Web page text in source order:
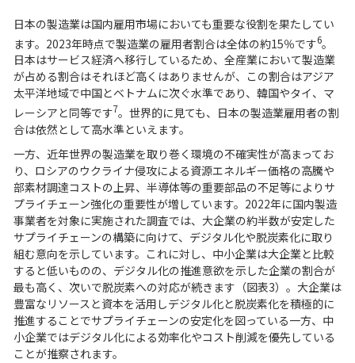
日本の製造業は国内雇用市場においても重要な役割を果たしてい
ます。2023年時点で製造業の雇用者割合は全体の約15％です6。
日本はサービス経済へ移行しているため、全産業において製造業
が占める割合はそれほど高くはありませんが、この割合はアジア
太平洋地域で中国とベトナムに次ぐ水準であり、韓国やタイ、マ
レーシアと同等です7。世界的に見ても、日本の製造業雇用者の割
合は依然として高水準といえます。
一方、近年世界の製造業を取り巻く環境の不確実性が高まってお
り、ロシアのウクライナ侵攻による資源エネルギー価格の高騰や
部素材調達コストの上昇、半導体等の重要部品の不足等によりサ
プライチェーン強化の重要性が増しています。2022年に国内製造
事業者を対象に実施された調査では、大企業の約半数が安定した
サプライチェーンの構築に向けて、デジタル化や脱炭素化に取り
組む意向を示しています。これに対し、中小企業は大企業と比較
すると低いものの、デジタル化の推進意欲を示した企業の割合が
最も高く、次いで脱炭素への対応が続きます（図表3）。大企業は
豊富なリソースと資本を活用しデジタル化と脱炭素化を積極的に
推進することでサプライチェーンの安定化を図っている一方、中
小企業ではデジタル化による効率化やコスト削減を優先している
ことが推察されます。